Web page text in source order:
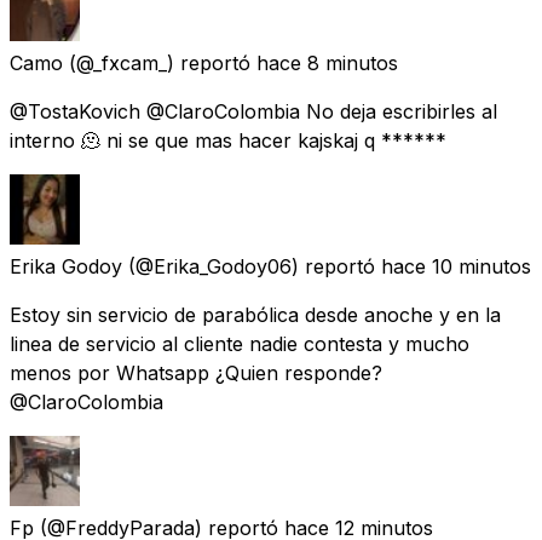
Camo (@_fxcam_) reportó hace 8 minutos
@TostaKovich @ClaroColombia No deja escribirles al
interno 🫠 ni se que mas hacer kajskaj q ******
Erika Godoy (@Erika_Godoy06) reportó hace 10 minutos
Estoy sin servicio de parabólica desde anoche y en la
linea de servicio al cliente nadie contesta y mucho
menos por Whatsapp ¿Quien responde?
@ClaroColombia
Fp (@FreddyParada) reportó hace 12 minutos